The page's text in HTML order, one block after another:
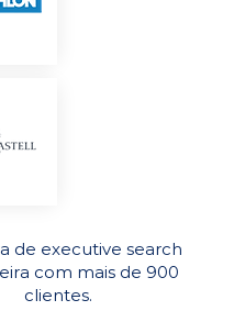
de executive search
com mais de 900
clientes.